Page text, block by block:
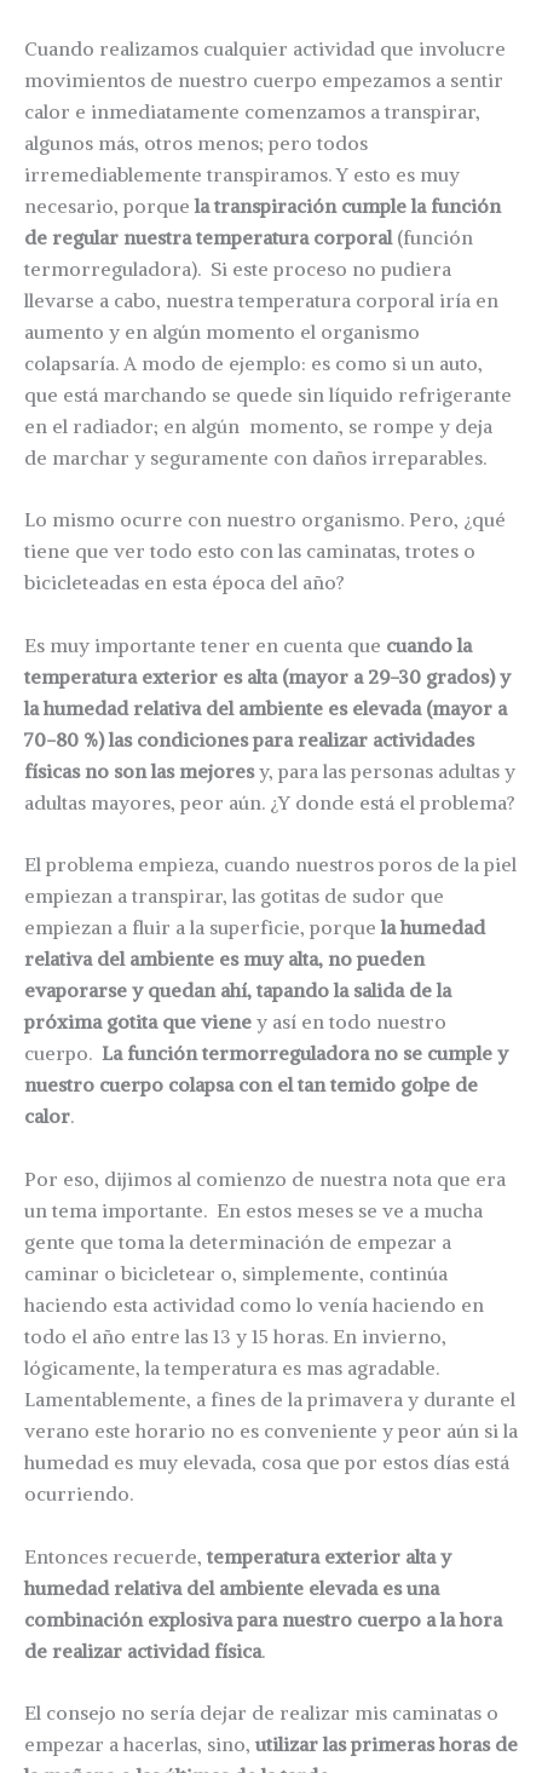
Cuando realizamos cualquier actividad que involucre
movimientos de nuestro cuerpo empezamos a sentir
calor e inmediatamente comenzamos a transpirar,
algunos más, otros menos; pero todos
irremediablemente transpiramos. Y esto es muy
necesario, porquela transpiración cumple la función
de regular nuestra temperatura corporal (función
termorreguladora). Si este proceso no pudiera
llevarse a cabo, nuestra temperatura corporal iría en
aumento y en algún momento el organismo
colapsaría. A modo de ejemplo: es como si un auto,
que está marchando se quede sin líquido refrigerante
en el radiador; en algún momento, se rompe y deja
de marchar y seguramente con daños irreparables.
Lo mismo ocurre con nuestro organismo. Pero, ¿qué
tiene que ver todo esto con las caminatas, trotes o
bicicleteadas en esta época del año?
Es muy importante tener en cuenta que cuando la
temperatura exterior es alta (mayor a 29-30 grados) y
la humedad relativa del ambiente es elevada (mayor a
70-80 %) las condiciones para realizar actividades
físicas no son las mejoresy, para las personas adultas y
adultas mayores, peor aún. ¿Y donde está el problema?
El problema empieza, cuando nuestros poros de la piel
empiezan a transpirar, las gotitas de sudor que
empiezan a fluir a la superficie, porquela humedad
relativa del ambiente es muy alta, no pueden
evaporarse y quedan ahí, tapando la salida de la
próxima gotita que viene y así en todo nuestro
cuerpo. La función termorreguladora no se cumple y
nuestro cuerpo colapsa con el tan temido golpe de
calor.
Por eso, dijimos al comienzo de nuestra nota que era
un tema importante. En estos meses se ve a mucha
gente que toma la determinación de empezar a
caminar o bicicletear o, simplemente, continúa
haciendo esta actividad como lo venía haciendo en
todo el año entre las 13 y 15 horas. En invierno,
lógicamente, la temperatura es mas agradable.
Lamentablemente, a fines de la primavera y durante el
verano este horario no es conveniente y peor aún si la
humedad es muy elevada, cosa que por estos días está
ocurriendo.
Entonces recuerde, temperatura exterior alta y
humedad relativa del ambiente elevada es una
combinación explosiva para nuestro cuerpo a la hora
de realizar actividad física.
El consejo no sería dejar de realizar mis caminatas o
empezar a hacerlas, sino, utilizar las primeras horas de